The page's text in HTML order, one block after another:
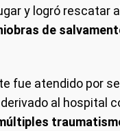
y logró rescatar
de
fue atendido por
al hospital